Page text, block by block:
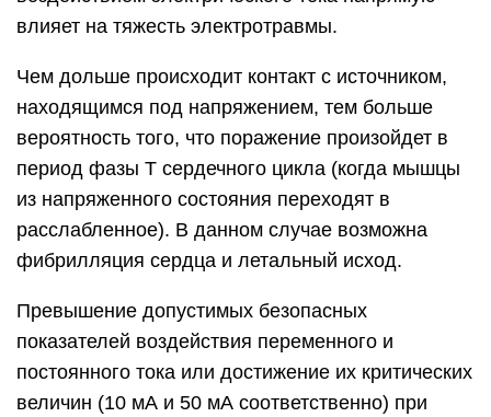
влияет на тяжесть электротравмы.
Чем дольше происходит контакт с источником,
находящимся под напряжением, тем больше
вероятность того, что поражение произойдет в
период фазы Т сердечного цикла (когда мышцы
из напряженного состояния переходят в
расслабленное). В данном случае возможна
фибрилляция сердца и летальный исход.
Превышение допустимых безопасных
показателей воздействия переменного и
постоянного тока или достижение их критических
величин (10 мА и 50 мА соответственно) при